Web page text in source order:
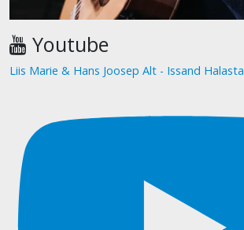
Youtube
Liis Marie & Hans Joosep Alt - Issand Halasta